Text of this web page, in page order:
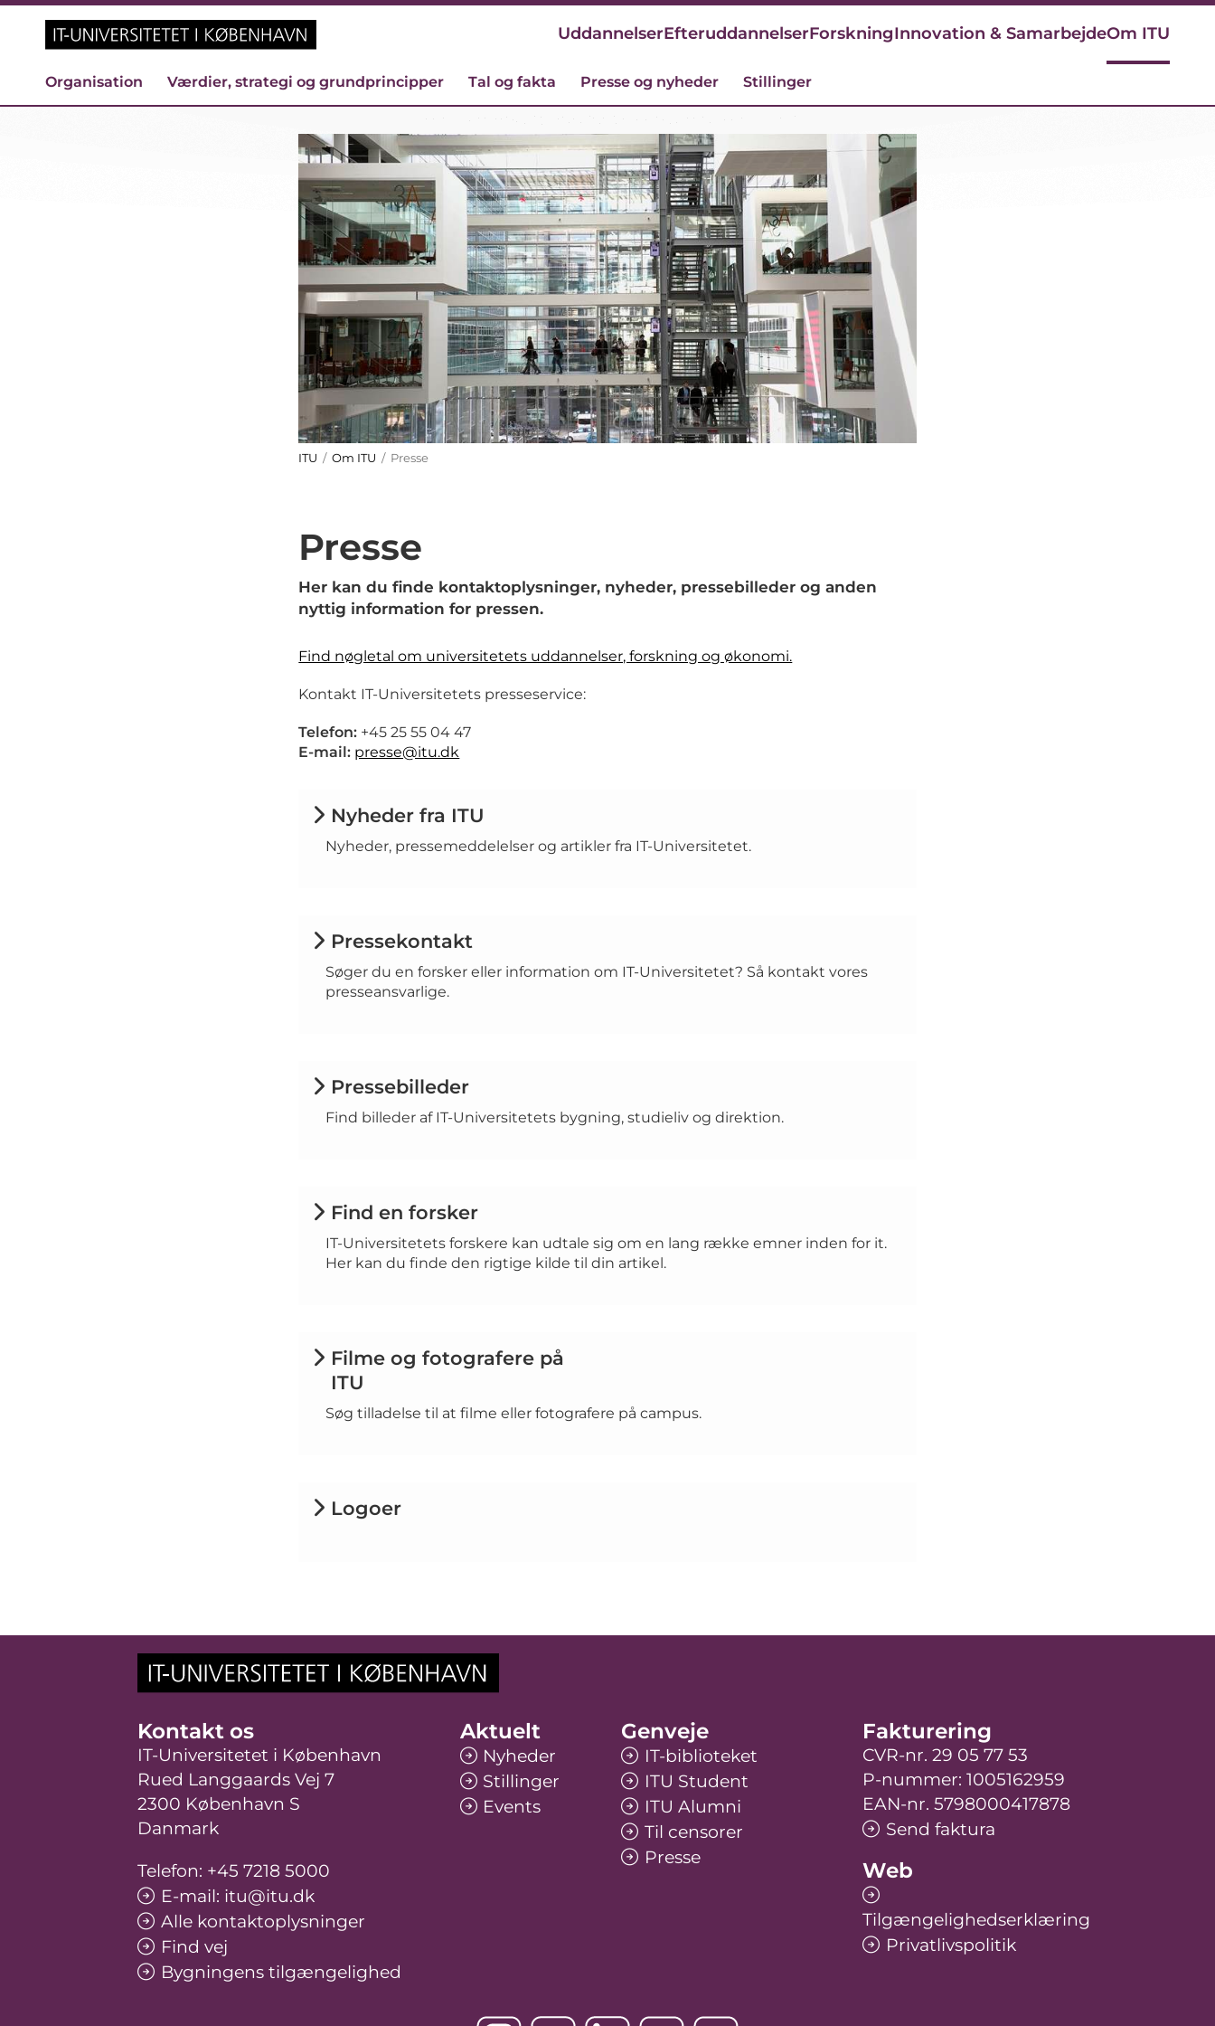
UddannelserEfteruddannelserForskningInnovation & SamarbejdeOm ITU
Organisation Værdier, strategi og grundprincipper Tal og fakta Presse og nyheder Stillinger
ITU /Om ITU / Presse
Presse
Her kan du finde kontaktoplysninger, nyheder, pressebilleder og anden
nyttig information for pressen.
Find nøgletal om universitetets uddannelser, forskning og økonomi.
Kontakt IT-Universitetets presseservice:
Telefon: +45 25 55 04 47
E-mail: presse@itu.dk
Nyheder fra ITU
Nyheder, pressemeddelelser og artikler fra IT-Universitetet.
Pressekontakt
Søger du en forsker eller information om IT-Universitetet? Så kontakt vores
presseansvarlige.
Pressebilleder
Find billeder af IT-Universitetets bygning, studieliv og direktion.
Find en forsker
IT-Universitetets forskere kan udtale sig om en lang række emner inden for it.
Her kan du finde den rigtige kilde til din artikel.
Filme og fotografere på
ITU
Søg tilladelse til at filme eller fotografere på campus.
Logoer
Kontakt os
IT-Universitetet i København
Rued Langgaards Vej 7
2300 København S
Danmark
Telefon: +45 7218 5000
E-mail: itu@itu.dk
Alle kontaktoplysninger
Find vej
Bygningens tilgængelighed
Aktuelt
Nyheder
Stillinger
Events
Genveje
IT-biblioteket
ITU Student
ITU Alumni
Til censorer
Presse
Fakturering
CVR-nr. 29 05 77 53
P-nummer: 1005162959
EAN-nr. 5798000417878
Send faktura
Web
Tilgængelighedserklæring
Privatlivspolitik